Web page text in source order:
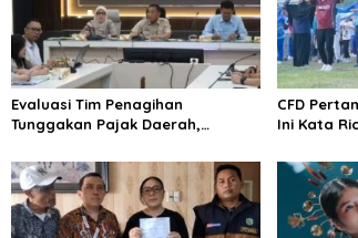
Evaluasi Tim Penagihan
Tunggakan Pajak Daerah,
Rp 1,4 M pada Juli 2026
CFD
Ini Kata